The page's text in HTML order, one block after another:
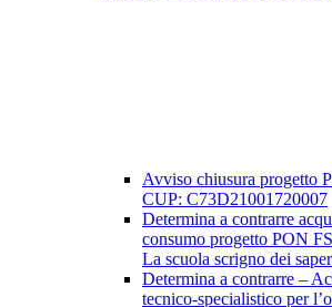
Avviso chiusura progetto
CUP: C73D21001720007
Determina a contrarre
consumo progetto PON
La scuola scrigno dei
Determina a contrarre –
tecnico-specialistico per